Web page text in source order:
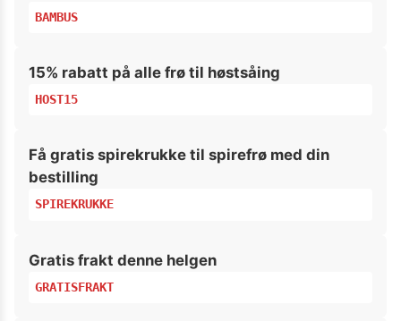
BAMBUS
15% rabatt på alle frø til høstsåing
HOST15
Få gratis spirekrukke til spirefrø med din
bestilling
SPIREKRUKKE
Gratis frakt denne helgen
GRATISFRAKT